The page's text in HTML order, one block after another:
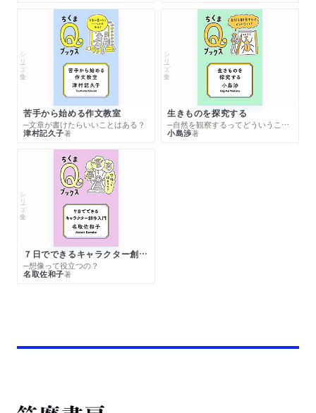
シリーズ・全集
苦手から始める作文教室
─文章が書けたらいいことはある？
津村記久子著
シリーズ・全集
生きものを探究する
─自然を観察するってどういうこと？
小島渉著
シリーズ・全集
７日でできるキャラクター創作入門
─想像って役立つの？
名取佐和子著